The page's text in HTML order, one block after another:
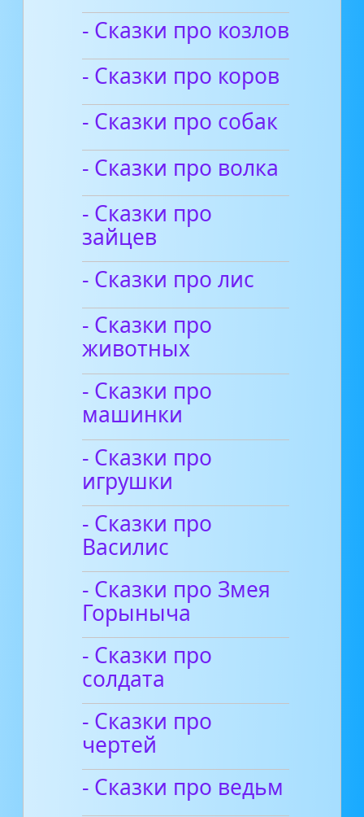
- Сказки про козлов
- Сказки про коров
- Сказки про собак
- Сказки про волка
- Сказки про
зайцев
- Сказки про лис
- Сказки про
животных
- Сказки про
машинки
- Сказки про
игрушки
- Сказки про
Василис
- Сказки про Змея
Горыныча
- Сказки про
солдата
- Сказки про
чертей
- Сказки про ведьм